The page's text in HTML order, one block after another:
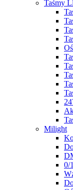
Taśmy
Milight
0/